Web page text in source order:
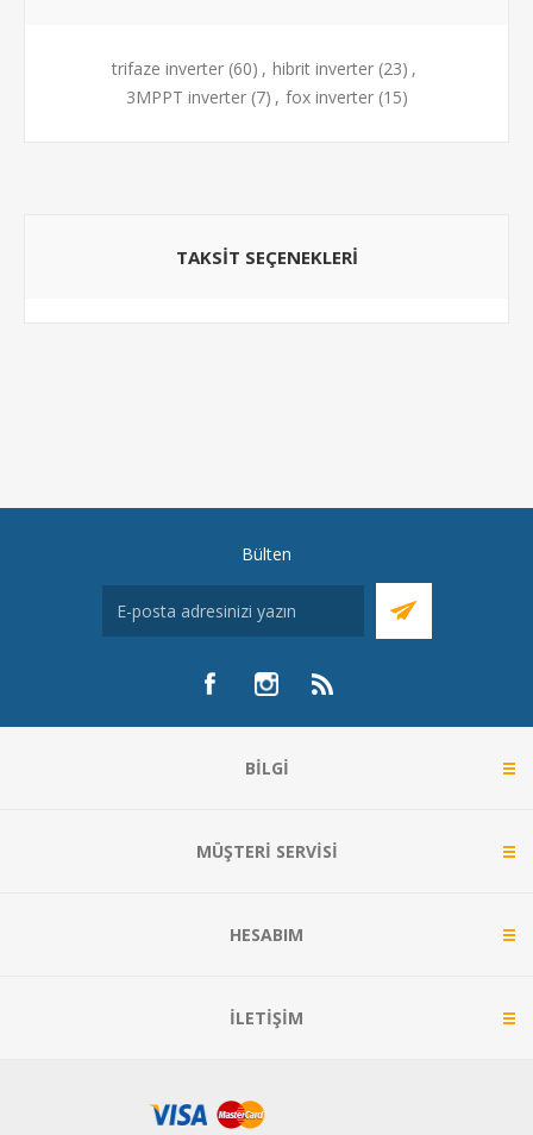
trifaze inverter (60) , hibrit inverter (23) ,
3MPPT inverter (7) , fox inverter (15)
TAKSIT SEÇENEKLERI
Bülten
BILGI
MÜŞTERI SERVISI
HESABIM
İLETIŞIM